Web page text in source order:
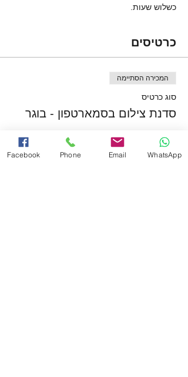
כשלוש שעות.
כרטיסים
המכירה הסתיימה
סוג כרטיס
סדנת צילום בסמארטפון - בוגר
פרטים נוספים
מחיר Facebook Phone Email WhatsApp